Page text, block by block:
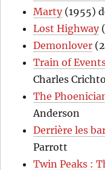
Marty(1955)
Lost Highway
Demonlover
Train of
Charles
The
Anderson
Derrière les
Parrott
Twin Peaks :